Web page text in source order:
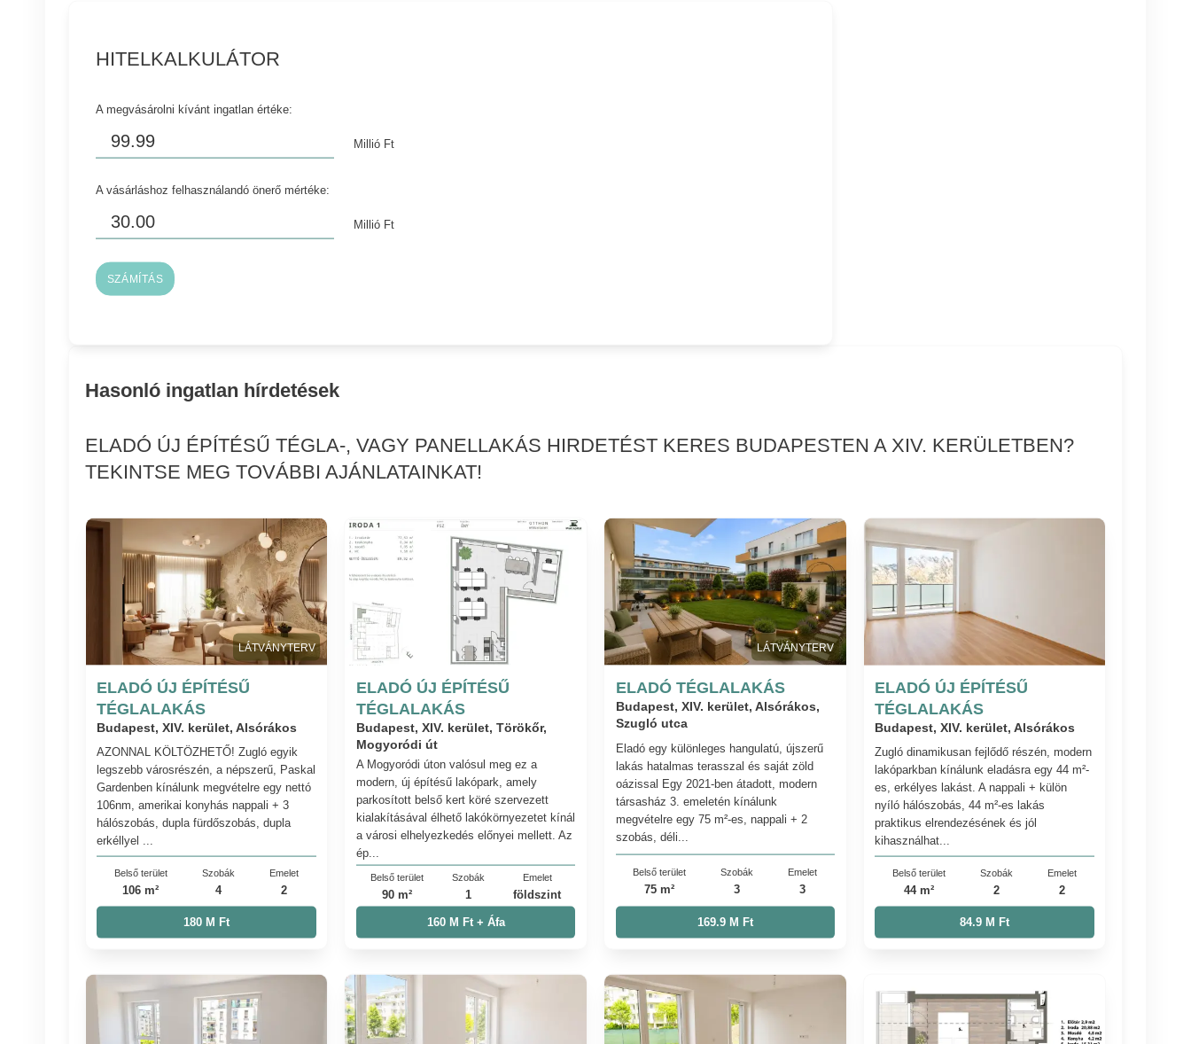
HITELKALKULÁTOR
A megvásárolni kívánt ingatlan értéke:
Millió Ft
A vásárláshoz felhasználandó önerő mértéke:
Millió Ft
SZÁMÍTÁS
Hasonló ingatlan hírdetések
ELADÓ ÚJ ÉPÍTÉSŰ TÉGLA-, VAGY PANELLAKÁS HIRDETÉST KERES BUDAPESTEN A XIV. KERÜLETBEN?
TEKINTSE MEG TOVÁBBI AJÁNLATAINKAT!
LÁTVÁNYTERV
ELADÓ ÚJ ÉPÍTÉSŰ
TÉGLALAKÁS
Budapest, XIV. kerület, Alsórákos
AZONNAL KÖLTÖZHETŐ! Zugló egyik
legszebb városrészén, a népszerű, Paskal
Gardenben kínálunk megvételre egy nettó
106nm, amerikai konyhás nappali + 3
hálószobás, dupla fürdőszobás, dupla
erkéllyel ...
Belső terület
106 m²
Szobák
4
Emelet
2
180 M Ft
ELADÓ ÚJ ÉPÍTÉSŰ
TÉGLALAKÁS
Budapest, XIV. kerület, Törökőr,
Mogyoródi út
A Mogyoródi úton valósul meg ez a
modern, új építésű lakópark, amely
parkosított belső kert köré szervezett
kialakításával élhető lakókörnyezetet kínál
a városi elhelyezkedés előnyei mellett. Az
ép...
Belső terület
90 m²
Szobák
1
Emelet
földszint
160 M Ft + Áfa
LÁTVÁNYTERV
ELADÓ TÉGLALAKÁS
Budapest, XIV. kerület, Alsórákos,
Szugló utca
Eladó egy különleges hangulatú, újszerű
lakás hatalmas terasszal és saját zöld
oázissal Egy 2021-ben átadott, modern
társasház 3. emeletén kínálunk
megvételre egy 75 m²-es, nappali + 2
szobás, déli...
Belső terület
75 m²
Szobák
3
Emelet
3
169.9 M Ft
ELADÓ ÚJ ÉPÍTÉSŰ
TÉGLALAKÁS
Budapest, XIV. kerület, Alsórákos
Zugló dinamikusan fejlődő részén, modern
lakóparkban kínálunk eladásra egy 44 m²-
es, erkélyes lakást. A nappali + külön
nyíló hálószobás, 44 m²-es lakás
praktikus elrendezésének és jól
kihasználhat...
Belső terület
44 m²
Szobák
2
Emelet
2
84.9 M Ft